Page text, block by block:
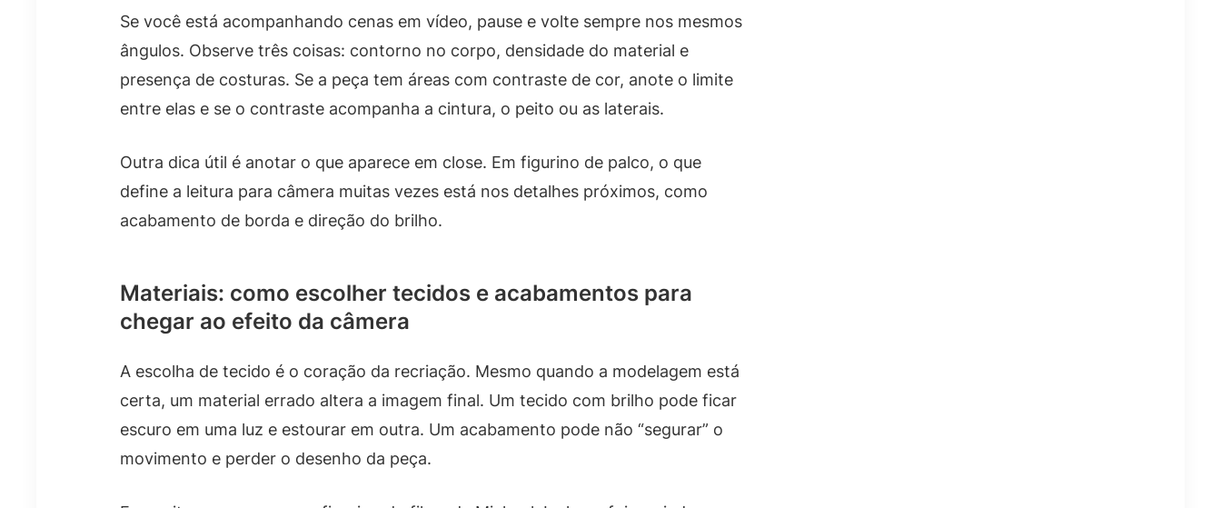
Se você está acompanhando cenas em vídeo, pause e volte sempre nos mesmos
ângulos. Observe três coisas: contorno no corpo, densidade do material e
presença de costuras. Se a peça tem áreas com contraste de cor, anote o limite
entre elas e se o contraste acompanha a cintura, o peito ou as laterais.
Outra dica útil é anotar o que aparece em close. Em figurino de palco, o que
define a leitura para câmera muitas vezes está nos detalhes próximos, como
acabamento de borda e direção do brilho.
Materiais: como escolher tecidos e acabamentos para
chegar ao efeito da câmera
A escolha de tecido é o coração da recriação. Mesmo quando a modelagem está
certa, um material errado altera a imagem final. Um tecido com brilho pode ficar
escuro em uma luz e estourar em outra. Um acabamento pode não “segurar” o
movimento e perder o desenho da peça.